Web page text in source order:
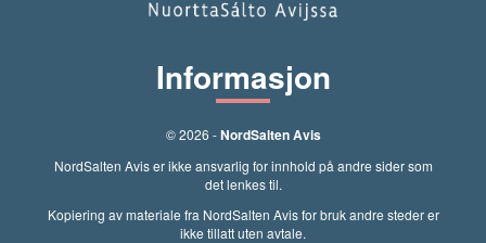
Informasjon
© 2026 -NordSalten Avis
NordSalten Avis er ikke ansvarlig for innhold på andre sider som
det lenkes til.
Kopiering av materiale fra NordSalten Avis for bruk andre steder er
ikke tillatt uten avtale.